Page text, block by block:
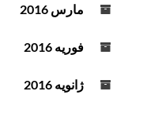
مارس 2016
فوریه 2016
ژانویه 2016